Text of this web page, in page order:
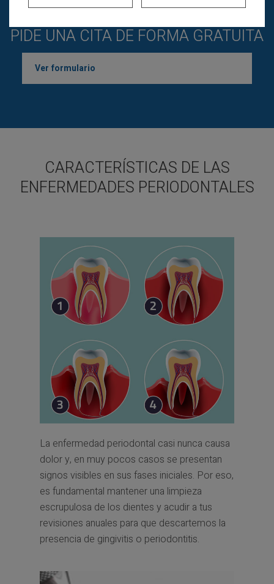
PIDE UNA CITA DE FORMA GRATUITA
Ver formulario
CARACTERÍSTICAS DE LAS
ENFERMEDADES PERIODONTALES
La enfermedad periodontal casi nunca causa
dolor y, en muy pocos casos se presentan
signos visibles en sus fases iniciales. Por eso,
es fundamental mantener una limpieza
escrupulosa de los dientes y acudir a tus
revisiones anuales para que descartemos la
presencia de gingivitis o periodontitis.